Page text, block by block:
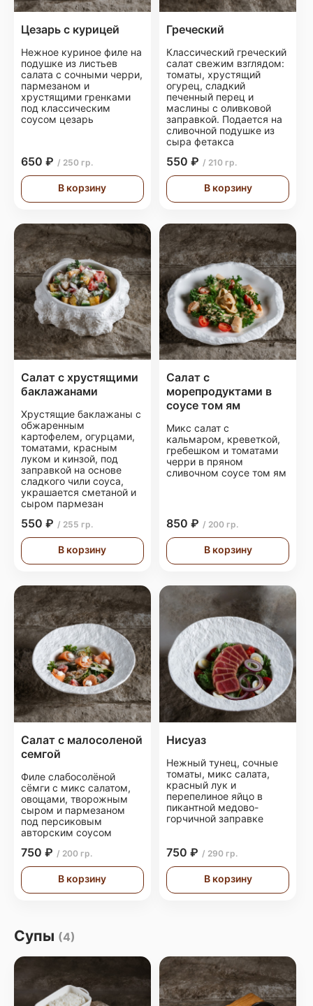
Цезарь с курицей
Нежное куриное филе на
подушке из листьев
салата с сочными черри,
пармезаном и
хрустящими гренками
под классическим
соусом цезарь
650 ₽ / 250 гр.
В корзину
Греческий
Классический греческий
салат свежим взглядом:
томаты, хрустящий
огурец, сладкий
печенный перец и
маслины с оливковой
заправкой. Подается на
сливочной подушке из
сыра фетакса
550 ₽ / 210 гр.
В корзину
Салат с хрустящими
баклажанами
Хрустящие баклажаны с
обжаренным
картофелем, огурцами,
томатами, красным
луком и кинзой, под
заправкой на основе
сладкого чили соуса,
украшается сметаной и
сыром пармезан
550 ₽ / 255 гр.
В корзину
Салат с
морепродуктами в
соусе том ям
Микс салат с
кальмаром, креветкой,
гребешком и томатами
черри в пряном
сливочном соусе том ям
850 ₽ / 200 гр.
В корзину
Салат с малосоленой
семгой
Филе слабосолёной
сёмги с микс салатом,
овощами, творожным
сыром и пармезаном
под персиковым
авторским соусом
750 ₽ / 200 гр.
В корзину
Нисуаз
Нежный тунец, сочные
томаты, микс салата,
красный лук и
перепелиное яйцо в
пикантной медово-
горчичной заправке
750 ₽ / 290 гр.
В корзину
Супы (4)